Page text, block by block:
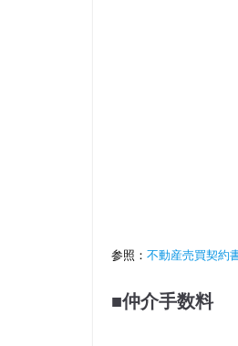
参照： 不動産売買契約
■仲介手数料